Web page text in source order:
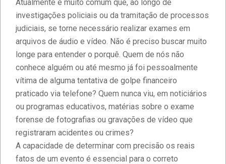
Atualmente é muito comum que, ao longo de
investigações policiais ou da tramitação de processos
judiciais, se torne necessário realizar exames em
arquivos de áudio e vídeo. Não é preciso buscar muito
longe para entender o porquê. Quem de nós não
conhece alguém ou até mesmo já foi pessoalmente
vítima de alguma tentativa de golpe financeiro
praticado via telefone? Quem nunca viu, em noticiários
ou programas educativos, matérias sobre o exame
forense de fotografias ou gravações de vídeo que
registraram acidentes ou crimes?
A capacidade de determinar com precisão os reais
fatos de um evento é essencial para o correto